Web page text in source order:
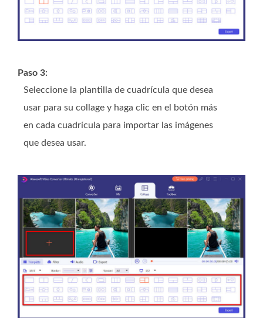
Paso 3:
Seleccione la plantilla de cuadrícula que desea
usar para su collage y haga clic en el botón más
en cada cuadrícula para importar las imágenes
que desea usar.